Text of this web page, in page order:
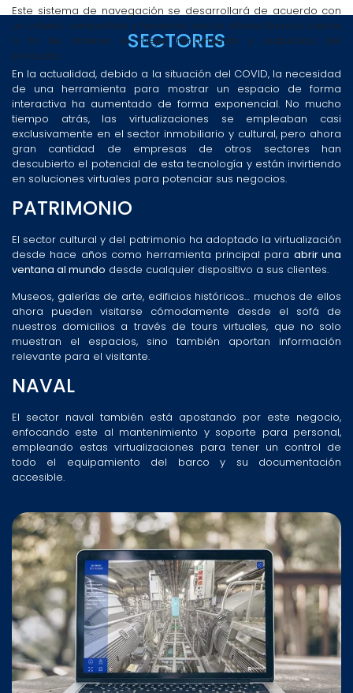
Este sistema de navegación se desarrollará de acuerdo con
un criterio compartido y funcional con la oficina técnica cliente
a fin de obtener el mejor rendimiento y usabilidad del
producto.
SECTORES
En la actualidad, debido a la situación del COVID, la necesidad
de una herramienta para mostrar un espacio de forma
interactiva ha aumentado de forma exponencial. No mucho
tiempo atrás, las virtualizaciones se empleaban casi
exclusivamente en el sector inmobiliario y cultural, pero ahora
gran cantidad de empresas de otros sectores han
descubierto el potencial de esta tecnología y están invirtiendo
en soluciones virtuales para potenciar sus negocios.
PATRIMONIO
El sector cultural y del patrimonio ha adoptado la virtualización
desde hace años como herramienta principal para abrir una
ventana al mundo desde cualquier dispositivo a sus clientes.
Museos, galerías de arte, edificios históricos… muchos de ellos
ahora pueden visitarse cómodamente desde el sofá de
nuestros domicilios a través de tours virtuales, que no solo
muestran el espacios, sino también aportan información
relevante para el visitante.
NAVAL
El sector naval también está apostando por este negocio,
enfocando este al mantenimiento y soporte para personal,
empleando estas virtualizaciones para tener un control de
todo el equipamiento del barco y su documentación
accesible.